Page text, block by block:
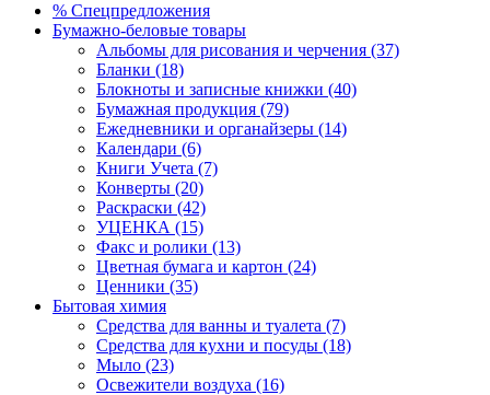
% Спецпредложения
Бумажно-беловые товары
Альбомы для рисования и черчения (37)
Бланки (18)
Блокноты и записные книжки (40)
Бумажная продукция (79)
Ежедневники и органайзеры (14)
Календари (6)
Книги Учета (7)
Конверты (20)
Раскраски (42)
УЦЕНКА (15)
Факс и ролики (13)
Цветная бумага и картон (24)
Ценники (35)
Бытовая химия
Средства для ванны и туалета (7)
Средства для кухни и посуды (18)
Мыло (23)
Освежители воздуха (16)